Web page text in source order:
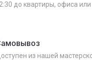
до квартиры, офиса или
из нашей